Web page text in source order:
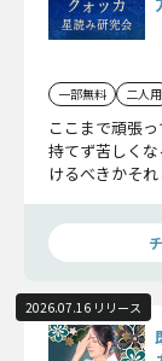
一部無料 二人用
ここまで頑張
持てず苦しく
けるべきかそ
2026.07.16 リリース